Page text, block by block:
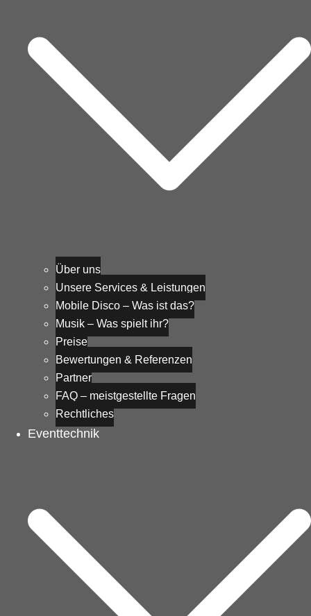
Über uns
Unsere Services & Leistungen
Mobile Disco – Was ist das?
Musik – Was spielt ihr?
Preise
Bewertungen & Referenzen
Partner
FAQ – meistgestellte Fragen
Rechtliches
Eventtechnik